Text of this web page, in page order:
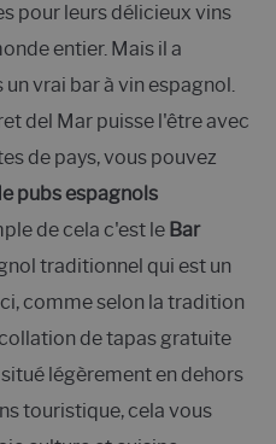
pour leurs délicieux vins
entier. Mais il a
vrai bar à vin espagnol.
del Mar puisse l'être avec
de pays, vous pouvez
pubs espagnols
de cela c'est le Bar
traditionnel qui est un
comme selon la tradition
de tapas gratuite
légèrement en dehors
touristique, cela vous